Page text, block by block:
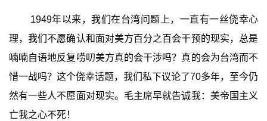
1949年以来，我们在台湾问题上，一直有一丝侥幸心
理，我们不愿确认和面对美方百分之百会干预的现实，总是
喃喃自语地反复唠叨美方真的会干涉吗？真的会为台湾而不
惜一战吗？这个侥幸话题，我们私下议论了70多年，至今仍
然有一些人不愿面对现实。毛主席早就告诚我：美帝国主义
亡我之心不死！